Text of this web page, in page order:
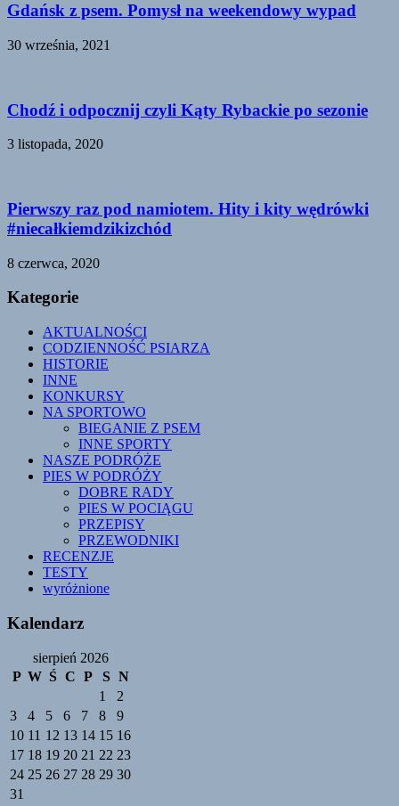
Gdańsk z psem. Pomysł na weekendowy wypad
30 września, 2021
Chodź i odpocznij czyli Kąty Rybackie po sezonie
3 listopada, 2020
Pierwszy raz pod namiotem. Hity i kity wędrówki
#niecałkiemdzikizchód
8 czerwca, 2020
Kategorie
AKTUALNOŚCI
CODZIENNOŚĆ PSIARZA
HISTORIE
INNE
KONKURSY
NA SPORTOWO
BIEGANIE Z PSEM
INNE SPORTY
NASZE PODRÓŻE
PIES W PODRÓŻY
DOBRE RADY
PIES W POCIĄGU
PRZEPISY
PRZEWODNIKI
RECENZJE
TESTY
wyróżnione
Kalendarz
sierpień 2026
P W Ś C P S N
1
2
3
4 5 6 7 8
9
10 11 12 13 14 15 16
17 18 19 20 21 22 23
24 25 26 27 28 29 30
31